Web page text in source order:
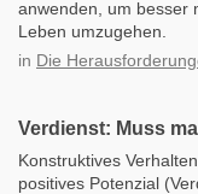
anwenden, um besser
Leben umzugehen.
in Die
Verdienst: Muss
Konstruktives
positives Potenzial